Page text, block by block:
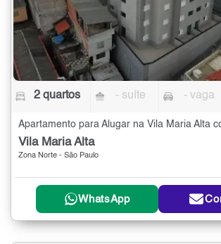
2 quartos - suíte - vaga
Apartamento para Alugar na Vila Maria Alta
Vila Maria Alta
Zona Norte - São Paulo
WhatsApp